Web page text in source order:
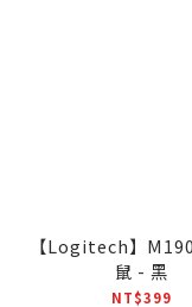
【Logitech】
鼠 - 黑
NT$399